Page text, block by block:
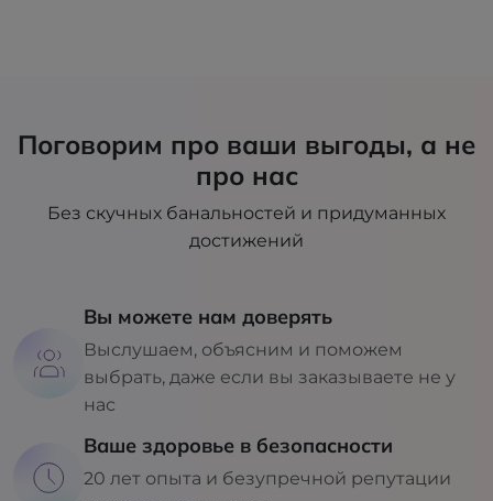
Поговорим про ваши выгоды, а не
про нас
Без скучных банальностей и придуманных
достижений
Вы можете нам доверять
Выслушаем, объясним и поможем
выбрать, даже если вы заказываете не у
нас
Ваше здоровье в безопасности
20 лет опыта и безупречной репутации